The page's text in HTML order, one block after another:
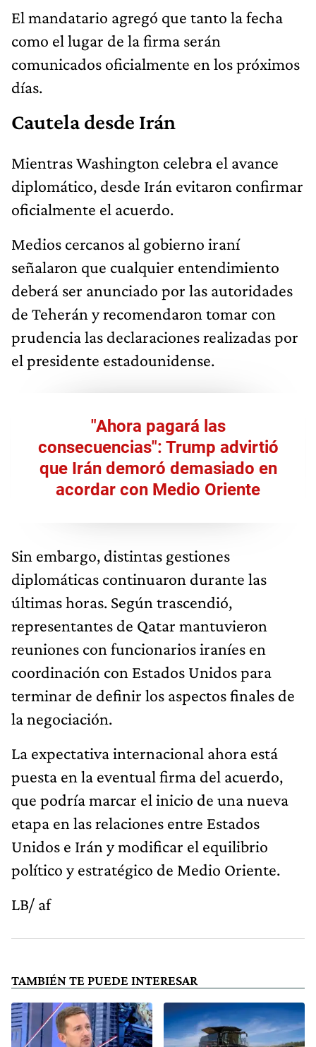
El mandatario agregó que tanto la fecha
como el lugar de la firma serán
comunicados oficialmente en los próximos
días.
Cautela desde Irán
Mientras Washington celebra el avance
diplomático, desde Irán evitaron confirmar
oficialmente el acuerdo.
Medios cercanos al gobierno iraní
señalaron que cualquier entendimiento
deberá ser anunciado por las autoridades
de Teherán y recomendaron tomar con
prudencia las declaraciones realizadas por
el presidente estadounidense.
"Ahora pagará las
consecuencias": Trump advirtió
que Irán demoró demasiado en
acordar con Medio Oriente
Sin embargo, distintas gestiones
diplomáticas continuaron durante las
últimas horas. Según trascendió,
representantes de Qatar mantuvieron
reuniones con funcionarios iraníes en
coordinación con Estados Unidos para
terminar de definir los aspectos finales de
la negociación.
La expectativa internacional ahora está
puesta en la eventual firma del acuerdo,
que podría marcar el inicio de una nueva
etapa en las relaciones entre Estados
Unidos e Irán y modificar el equilibrio
político y estratégico de Medio Oriente.
LB/ af
TAMBIÉN TE PUEDE INTERESAR